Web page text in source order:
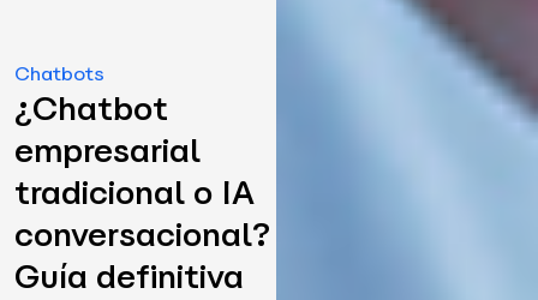
Chatbots
¿Chatbot
empresarial
tradicional o IA
conversacional?
Guía definitiva